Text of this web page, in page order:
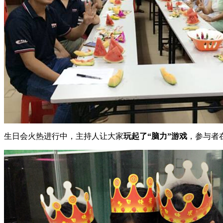
生日会火热进行中，主持人让大家玩起了“脑力”游戏 ，参与者